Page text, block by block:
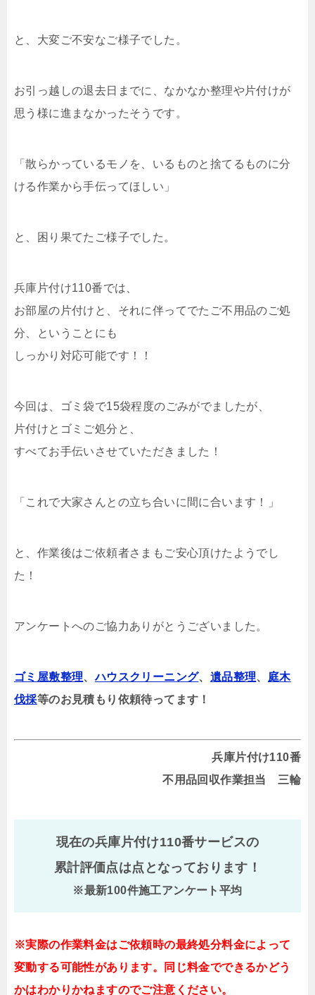
と、大変ご不安なご様子でした。
お引っ越しの退去日までに、なかなか整理や片付けが
思う様に進まなかったそうです。
「散らかっているモノを、いるものと捨てるものに分
ける作業から手伝ってほしい」
と、困り果てたご様子でした。
兵庫片付け110番では、
お部屋の片付けと、それに伴ってでたご不用品のご処
分、ということにも
しっかり対応可能です！！
今回は、ゴミ袋で15袋程度のごみがでましたが、
片付けとゴミご処分と、
すべてお手伝いさせていただきました！
「これで大家さんとの立ち合いに間に合います！」
と、作業後はご依頼者さまもご安心頂けたようでし
た！
アンケートへのご協力ありがとうございました。
ゴミ屋敷整理、ハウスクリーニング、 遺品整理、 庭木
伐採等のお見積もり依頼待ってます！
兵庫片付け110番
不用品回収作業担当 三輪
現在の兵庫片付け110番サービスの
累計評価点は点となっております！
※最新100件施工アンケート平均
※実際の作業料金はご依頼時の最終処分料金によって
変動する可能性があります。同じ料金でできるかどう
かはわかりかねますのでご注意ください。